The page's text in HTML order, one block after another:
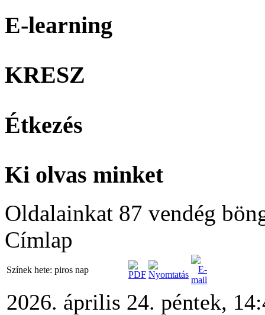
E-learning
KRESZ
Étkezés
Ki olvas minket
Oldalainkat 87 vendég
Címlap
Színek hete: piros nap
2026. április 24. péntek,